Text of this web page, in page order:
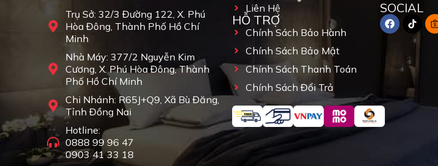
Trụ Sở: 32/3 Đường 122, X. Phú
Hòa Đông, Thành Phố Hồ Chí
Minh
Nhà Máy: 377/2 Nguyễn Kim
Cương, X. Phú Hòa Đông, Thành
Phố Hồ Chí Minh
Chi Nhánh: R65J+Q9, Xã Bù Đăng,
Tỉnh Đồng Nai
Hotline:
0888 99 96 47
0903 41 33 18
Liên Hệ
HỖ TRỢ
Chính Sách Bảo Hành
Chính Sách Bảo Mật
Chính Sách Thanh Toán
Chính Sách Đổi Trả
SOCIAL